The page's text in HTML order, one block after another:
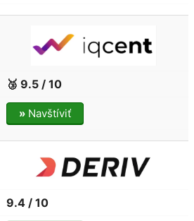
🥉 9.5 / 10
»Navštíviť
9.4 / 10